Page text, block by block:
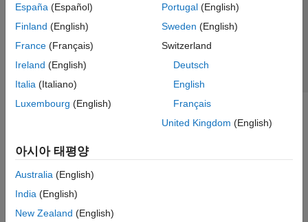
España (Español)
Finland (English)
France (Français)
Ireland (English)
Italia (Italiano)
Luxembourg (English)
Portugal(English)
Sweden (English)
Switzerland
Deutsch
English
Français
United Kingdom (English)
아시아 태평양
Australia (English)
India (English)
New Zealand (English)
© 1994-2026 The MathWorks, Inc.